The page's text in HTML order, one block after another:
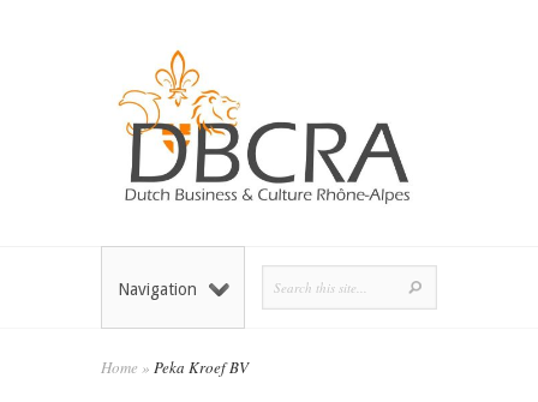
Navigation
Home » Peka Kroef BV